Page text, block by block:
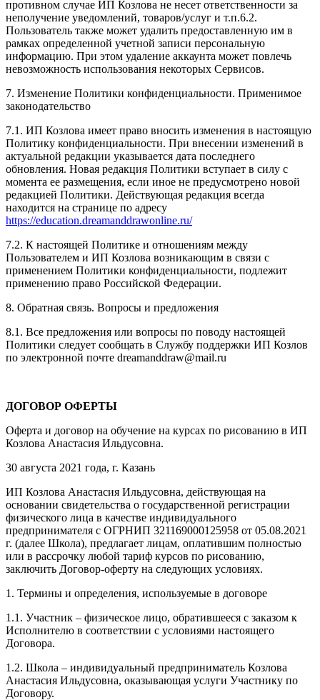
противном случае ИП Козлова не несет ответственности за
неполучение уведомлений, товаров/услуг и т.п.6.2.
Пользователь также может удалить предоставленную им в
рамках определенной учетной записи персональную
информацию. При этом удаление аккаунта может повлечь
невозможность использования некоторых Сервисов.
7. Изменение Политики конфиденциальности. Применимое
законодательство
7.1. ИП Козлова имеет право вносить изменения в настоящую
Политику конфиденциальности. При внесении изменений в
актуальной редакции указывается дата последнего
обновления. Новая редакция Политики вступает в силу с
момента ее размещения, если иное не предусмотрено новой
редакцией Политики. Действующая редакция всегда
находится на странице по адресу
https://education.dreamanddrawonline.ru/
7.2. К настоящей Политике и отношениям между
Пользователем и ИП Козлова возникающим в связи с
применением Политики конфиденциальности, подлежит
применению право Российской Федерации.
8. Обратная связь. Вопросы и предложения
8.1. Все предложения или вопросы по поводу настоящей
Политики следует сообщать в Службу поддержки ИП Козлов
по электронной почте dreamanddraw@mail.ru
ДОГОВОР ОФЕРТЫ
Оферта и договор на обучение на курсах по рисованию в ИП
Козлова Анастасия Ильдусовна.
30 августа 2021 года, г. Казань
ИП Козлова Анастасия Ильдусовна, действующая на
основании свидетельства о государственной регистрации
физического лица в качестве индивидуального
предпринимателя с ОГРНИП 321169000125958 от 05.08.2021
г. (далее Школа), предлагает лицам, оплатившим полностью
или в рассрочку любой тариф курсов по рисованию,
заключить Договор-оферту на следующих условиях.
1. Термины и определения, используемые в договоре
1.1. Участник – физическое лицо, обратившееся с заказом к
Исполнителю в соответствии с условиями настоящего
Договора.
1.2. Школа – индивидуальный предприниматель Козлова
Анастасия Ильдусовна, оказывающая услуги Участнику по
Договору.